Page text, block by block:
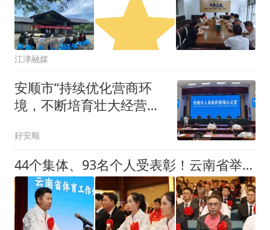
江津融媒
安顺市“持续优化营商环
境，不断培育壮大经营主
开
好安顺
44个集体、93名个人受表彰！云南省举行体育工作先进表彰会议